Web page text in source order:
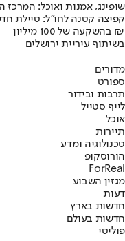
שופינג, אמנות ואוכל:
קפיצה קטנה לחו"ל: טיילת
בהשקעה של 100 מיליון ₪
בשיתוף עיריית ירושלים
מדורים
ספורט
תרבות ובידור
לייף סטייל
אוכל
תיירות
טכנולוגיה ומדע
הורוסקופ
ForReal
מגזין השבוע
דעות
חדשות בארץ
חדשות בעולם
פוליטי